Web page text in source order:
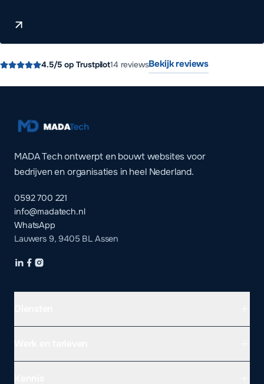
4.5/5 op Trustpilot14 reviewsBekijk reviews
MADA Tech ontwerpt en bouwt websites voor
bedrijven en organisaties in heel Nederland.
0592 700 221
info@madatech.nl
WhatsApp
Lauwers 9, 9405 BL Assen